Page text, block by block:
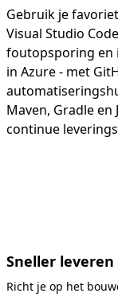
Gebruik je
Visual Studio
foutopsporing en
in Azure - met
Maven, Gradle
continue
Sneller
Richt je op het